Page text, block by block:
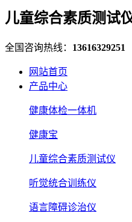
儿童综合素质测试
全国咨询热线： 13616329251
网站首页
产品中心
健康体检一体机
健康宝
儿童综合素质测试仪
听觉统合训练仪
语言障碍诊治仪